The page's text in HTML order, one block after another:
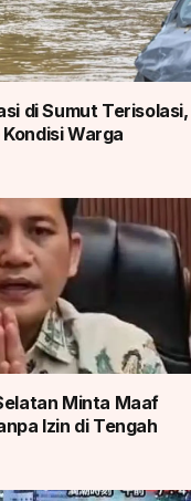
di Sumut Terisolasi,
Kondisi Warga
Minta Maaf
Izin di Tengah